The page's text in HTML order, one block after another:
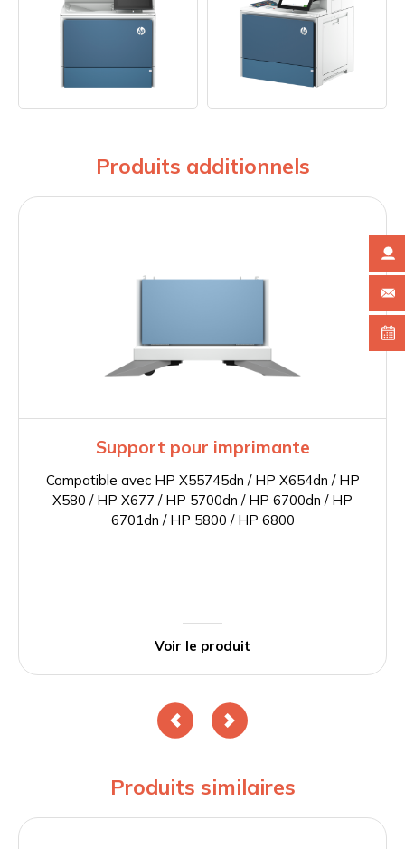
Produits additionnels
Support pour imprimante
Compatible avec HP X55745dn / HP X654dn / HP
X580 / HP X677 / HP 5700dn / HP 6700dn / HP
6701dn / HP 5800 / HP 6800
Voir le produit
Produits similaires